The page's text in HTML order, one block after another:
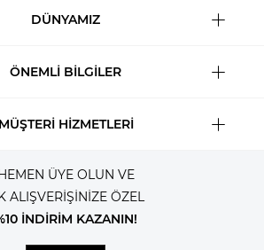
DÜNYAMIZ
ÖNEMLİ BİLGİLER
MÜŞTERİ HİZMETLERİ
ÜYE OLUN VE
ALIŞVERİŞİNİZE ÖZEL
İNDİRİM KAZANIN!